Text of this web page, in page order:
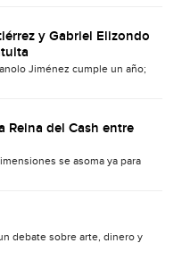
y Gabriel Elizondo
Jiménez cumple un año;
Reina del Cash entre
se asoma ya para
debate sobre arte, dinero y